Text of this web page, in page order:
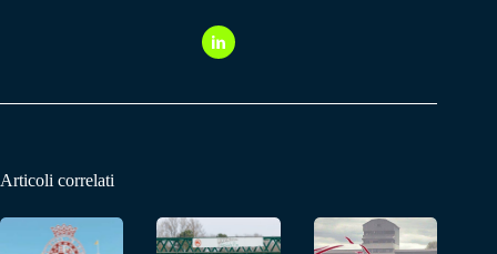
Articoli correlati